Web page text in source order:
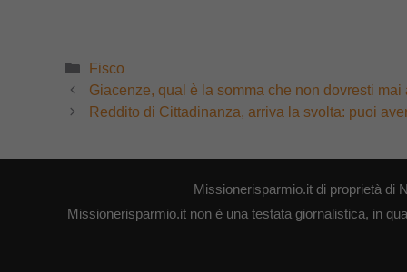
Categorie
Fisco
Giacenze, qual è la somma che non dovresti mai
Reddito di Cittadinanza, arriva la svolta: puoi
Missionerisparmio.it di proprietà di
Missionerisparmio.it non è una testata giornalistica, in